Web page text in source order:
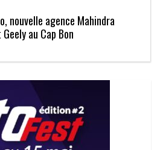
nouvelle agence Mahindra
au Cap Bon